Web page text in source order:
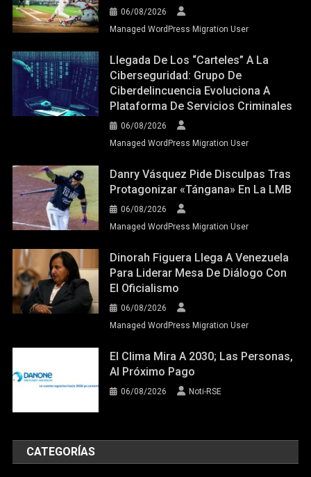
06/08/2026
Managed WordPress Migration User
Llegada De Los “carteles” A La
Ciberseguridad: Grupo De
Ciberdelincuencia Evoluciona A
Plataforma De Servicios Criminales
06/08/2026
Managed WordPress Migration User
Danry Vásquez Pide Disculpas Tras
Protagonizar «tángana» En La LMB
06/08/2026
Managed WordPress Migration User
Dinorah Figuera Llega A Venezuela
Para Liderar Mesa De Diálogo Con
El Oficialismo
06/08/2026
Managed WordPress Migration User
El Clima Mira A 2030; Las Personas,
Al Próximo Pago
06/08/2026 Noti-RSE
CATEGORÍAS